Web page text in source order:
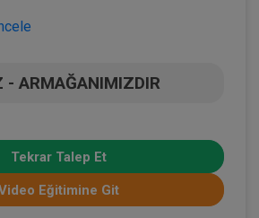
- ARMAĞANIMIZDIR
Tekrar Talep Et
Eğitimine Git